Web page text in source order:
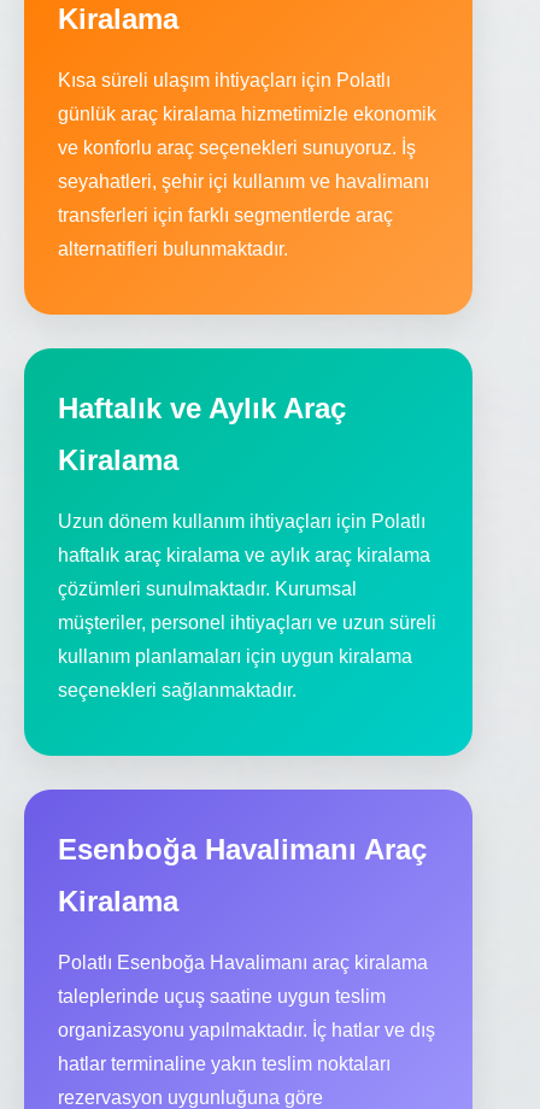
Kiralama
Kısa süreli ulaşım ihtiyaçları için Polatlı
günlük araç kiralama hizmetimizle ekonomik
ve konforlu araç seçenekleri sunuyoruz. İş
seyahatleri, şehir içi kullanım ve havalimanı
transferleri için farklı segmentlerde araç
alternatifleri bulunmaktadır.
Haftalık ve Aylık Araç
Kiralama
Uzun dönem kullanım ihtiyaçları için Polatlı
haftalık araç kiralama ve aylık araç kiralama
çözümleri sunulmaktadır. Kurumsal
müşteriler, personel ihtiyaçları ve uzun süreli
kullanım planlamaları için uygun kiralama
seçenekleri sağlanmaktadır.
Esenboğa Havalimanı Araç
Kiralama
Polatlı Esenboğa Havalimanı araç kiralama
taleplerinde uçuş saatine uygun teslim
organizasyonu yapılmaktadır. İç hatlar ve dış
hatlar terminaline yakın teslim noktaları
rezervasyon uygunluğuna göre